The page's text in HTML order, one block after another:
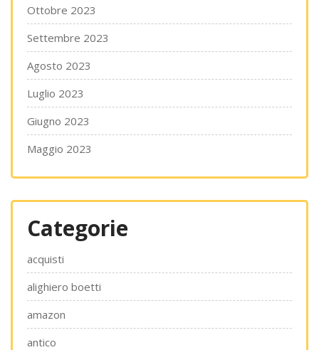
Ottobre 2023
Settembre 2023
Agosto 2023
Luglio 2023
Giugno 2023
Maggio 2023
Categorie
acquisti
alighiero boetti
amazon
antico